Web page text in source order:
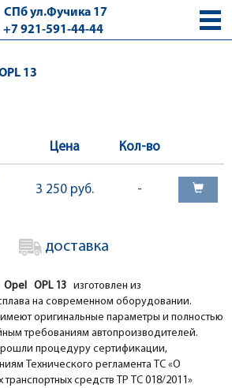
СПб ул.Фучика 17
+7 921-591-44-44
13
Цена Кол-во
3 250 руб. -
доставка
Opel OPL 13 изготовлен из
на современном оборудовании.
оригинальные параметры и полностью
требованиям автопроизводителей.
процедуру сертификации,
Технического регламента ТС «О
средств ТР ТС 018/2011»